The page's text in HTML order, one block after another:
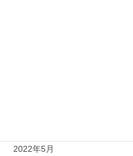
2022年5月